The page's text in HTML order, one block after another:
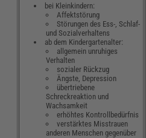
bei Kleinkindern:
Affektstörung
Störungen des Ess-, Schlaf-
und Sozialverhaltens
ab dem Kindergartenalter:
allgemein unruhiges
Verhalten
sozialer Rückzug
Ängste, Depression
übertriebene
Schreckreaktion und
Wachsamkeit
erhöhtes Kontrollbedürfnis
verstärktes Misstrauen
anderen Menschen gegenüber